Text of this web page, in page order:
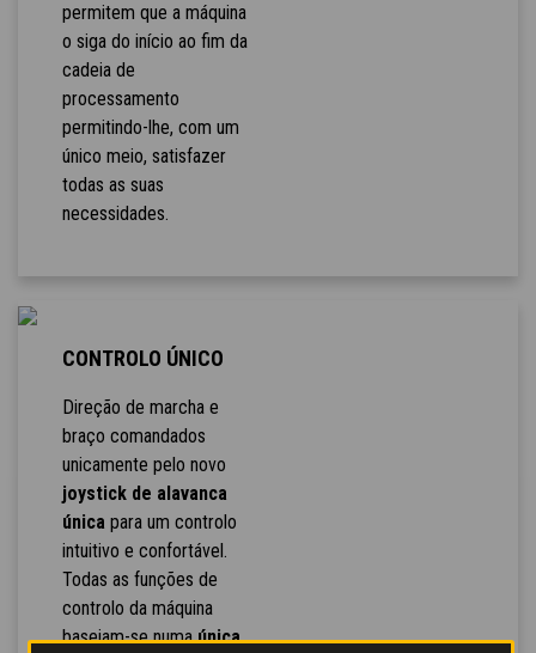
permitem que a máquina
o siga do início ao fim da
cadeia de
processamento
permitindo-lhe, com um
único meio, satisfazer
todas as suas
necessidades.
CONTROLO ÚNICO
Direção de marcha e
braço comandados
unicamente pelo novo
joystick de alavanca
únicapara um controlo
intuitivo e confortável.
Todas as funções de
controlo da máquina
baseiam-se numaúnica